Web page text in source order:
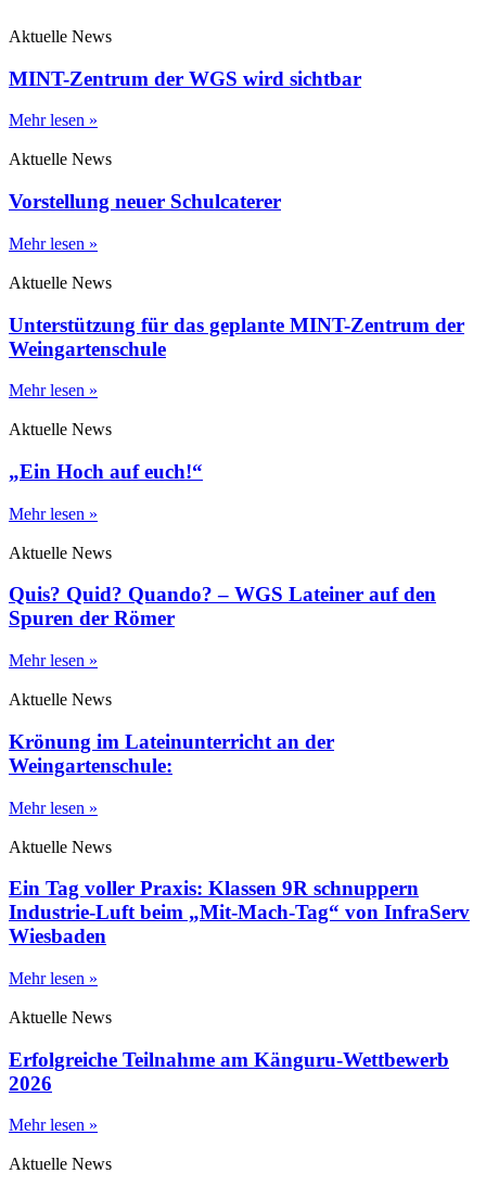
Aktuelle News
MINT-Zentrum der WGS wird sichtbar
Mehr lesen »
Aktuelle News
Vorstellung neuer Schulcaterer
Mehr lesen »
Aktuelle News
Unterstützung für das geplante MINT-Zentrum der
Weingartenschule
Mehr lesen »
Aktuelle News
„Ein Hoch auf euch!“
Mehr lesen »
Aktuelle News
Quis? Quid? Quando? – WGS Lateiner auf den
Spuren der Römer
Mehr lesen »
Aktuelle News
Krönung im Lateinunterricht an der
Weingartenschule:
Mehr lesen »
Aktuelle News
Ein Tag voller Praxis: Klassen 9R schnuppern
Industrie-Luft beim „Mit-Mach-Tag“ von InfraServ
Wiesbaden
Mehr lesen »
Aktuelle News
Erfolgreiche Teilnahme am Känguru-Wettbewerb
2026
Mehr lesen »
Aktuelle News